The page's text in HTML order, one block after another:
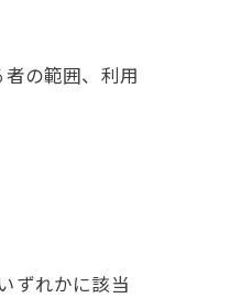
の範囲、利用
ずれかに該当